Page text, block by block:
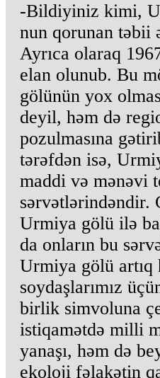
-Bildiyiniz kimi,
nun qorunan təbii
Ayrıca olaraq
elan olunub. Bu
gölünün yox
deyil, həm də
pozulmasına
tərəfdən isə,
maddi və mənəvi
sərvətlərindəndir.
Urmiya gölü ilə
da onların bu
Urmiya gölü artıq
soydaşlarımız
birlik simvoluna
istiqamətdə milli
yanaşı, həm də
ekoloji fəlakətin